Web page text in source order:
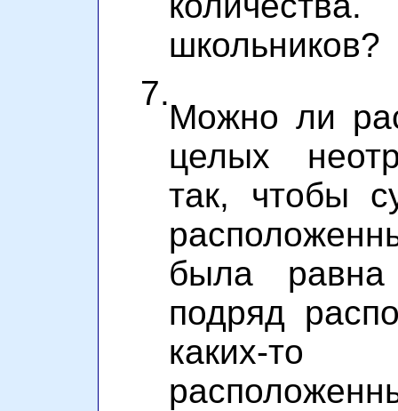
школьников?
7.
Можно ли
целых
так, чтобы
была
подряд
каких-